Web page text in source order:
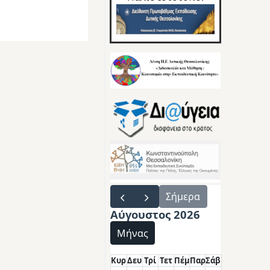
Σήμερα
Αύγουστος 2026
Μήνας
ΚυρΔευ Τρί Τετ ΠέμΠαρΣάβ